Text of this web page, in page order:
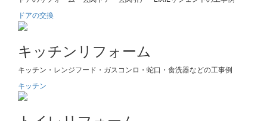
ドアの交換
キッチンリフォーム
キッチン・レンジフード・ガスコンロ・蛇口・食洗器などの工事例
キッチン